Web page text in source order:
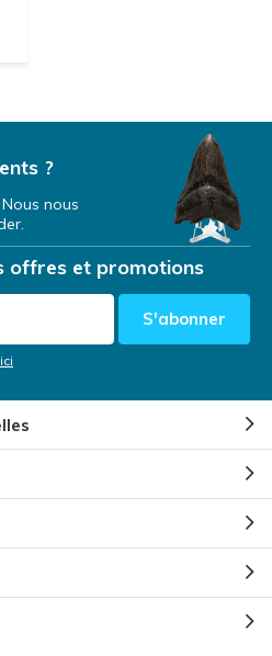
?
nous
offres et promotions
S'abonner